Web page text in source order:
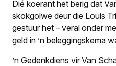
Dié koerant het berig dat
skokgolwe deur die Louis
gestuur het – veral onder
geld in ’n beleggingskema
’n Gedenkdiens vir Van